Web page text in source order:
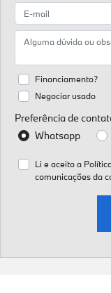
Financiamento?
Negociar usado
Preferência de
Whatsapp
Li e aceito a
comunicações da